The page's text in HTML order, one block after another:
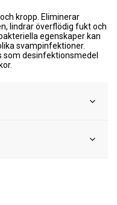
kropp. Eliminerar
lindrar överflödig fukt och
egenskaper kan
svampinfektioner.
som desinfektionsmedel